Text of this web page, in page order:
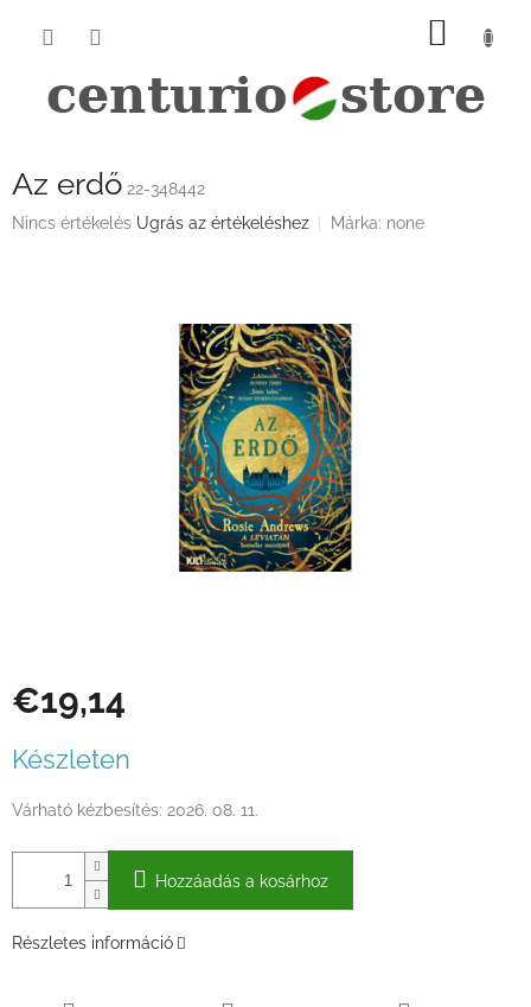
KOSÁR
Az erdő 22-348442
A
Nincs értékelés Ugrás az értékeléshez Márka: none
€19,14
Készleten
Várható kézbesítés: 2026. 08. 11.
Hozzáadás a kosárhoz
Részletes információ